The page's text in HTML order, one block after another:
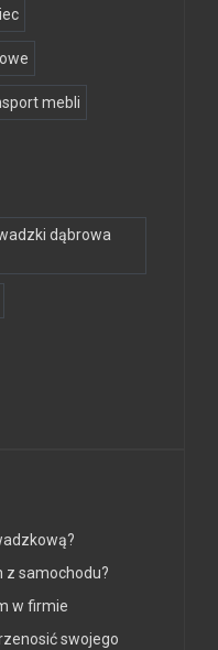
mebli
dąbrowa
z samochodu?
w firmie
swojego